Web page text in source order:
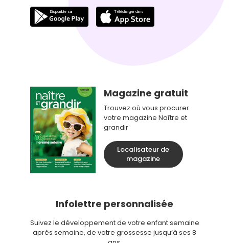
Magazine gratuit
Trouvez où vous procurer
votre magazine Naître et
grandir
Localisateur de
magazine
Infolettre personnalisée
Suivez le développement de votre enfant semaine
après semaine, de votre grossesse jusqu’à ses 8